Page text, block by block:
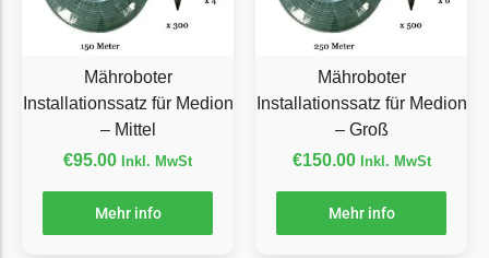
Ferrex
Ferrex Messer
Begrenzungsdraht
Begrenzungsdraht
Mähroboter
Installationssatz für Medion
– Mittel
€95.00 Inkl. MwSt
Mehr info
Mähroboter
Installationssatz für Medion
– Groß
€150.00 Inkl. MwSt
Mehr info